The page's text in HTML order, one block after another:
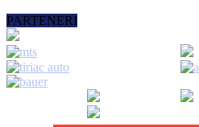
PARTENERI